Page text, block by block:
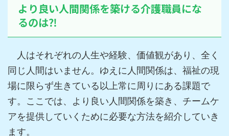
より良い人間関係を築ける介護職員にな
るのは⁈
人はそれぞれの人生や経験、価値観があり、全く
同じ人間はいません。ゆえに人間関係は、福祉の現
場に限らず生きている以上常に周りにある課題で
す。ここでは、より良い人間関係を築き、チームケ
アを提供していくために必要な方法を紹介していき
ます。